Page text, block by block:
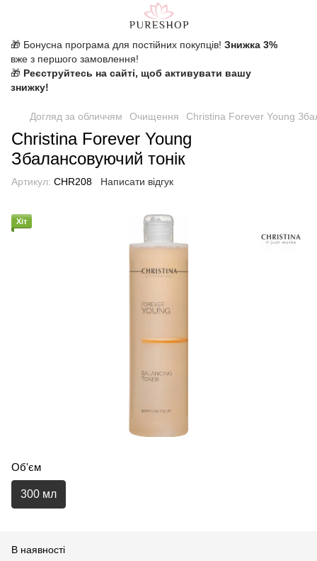
🎁 Бонусна програма для постійних покупців! Знижка 3%
вже з першого замовлення!
🎁 Реєструйтесь на сайті, щоб активувати вашу
знижку!
Догляд за обличчям Очищення Christina Forever Young
Christina Forever Young
Збалансовуючий тонік
Артикул: CHR208 Написати відгук
Хіт
Об'єм
300 мл
В наявності